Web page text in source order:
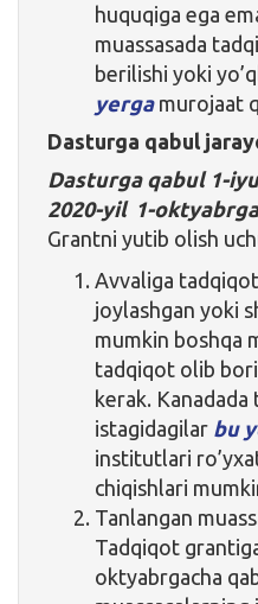
huquqiga ega
muassasada
berilishi yoki
yergamurojaat
Dasturga qabul
Dasturga qabul 1-
2020-yil 1-
Grantni yutib olish
Avvaliga
joylashgan yoki
mumkin boshqa
tadqiqot olib
kerak.
istagidagilar bu
institutlari
chiqishlari
Tanlangan
Tadqiqot
oktyabrgacha